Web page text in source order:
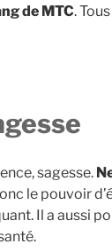
de MTC.
sagesse.
le pouvoir
Il a aussi